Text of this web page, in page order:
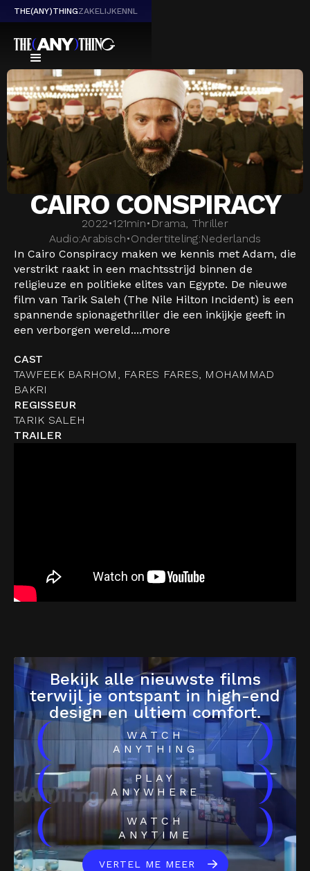
THE(ANY)THINGZAKELIJKENNL
CAIRO CONSPIRACY
2022•121min• Drama, Thriller
Audio:Arabisch•Ondertiteling:Nederlands
In Cairo Conspiracy maken we kennis met Adam, die
verstrikt raakt in een machtsstrijd binnen de
religieuze en politieke elites van Egypte. De nieuwe
film van Tarik Saleh (The Nile Hilton Incident) is een
spannende spionagethriller die een inkijkje geeft in
een verborgen wereld....more
CAST
TAWFEEK BARHOM, FARES FARES, MOHAMMAD
BAKRI
REGISSEUR
TARIK SALEH
TRAILER
Bekijk alle nieuwste films
terwijl je ontspant in high-end
design en ultiem comfort.
(
WATCH
ANYTHING
)
(
PLAY
ANYWHERE
)
(
WATCH
ANYTIME
)
VERTEL ME MEER